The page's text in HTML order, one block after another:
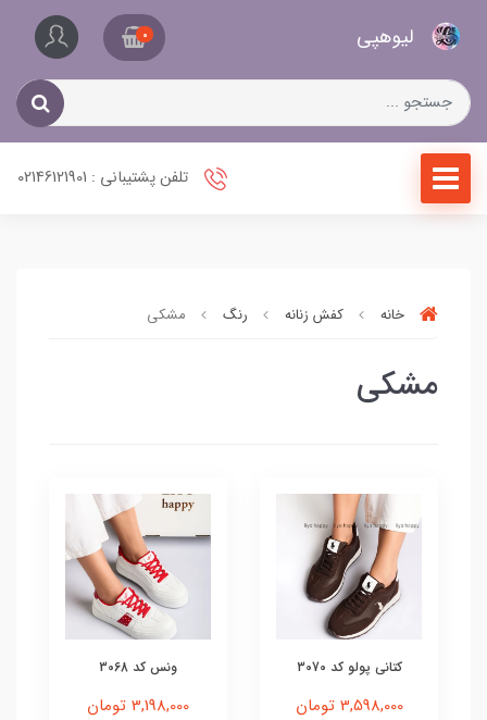
لیو‌هپی 0
تلفن پشتیبانی : 02146121901
خانه کفش زنانه رنگ مشکی
مشکی
کتانی پولو کد 3070
3,598,000 تومان
ونس کد 3068
3,198,000 تومان